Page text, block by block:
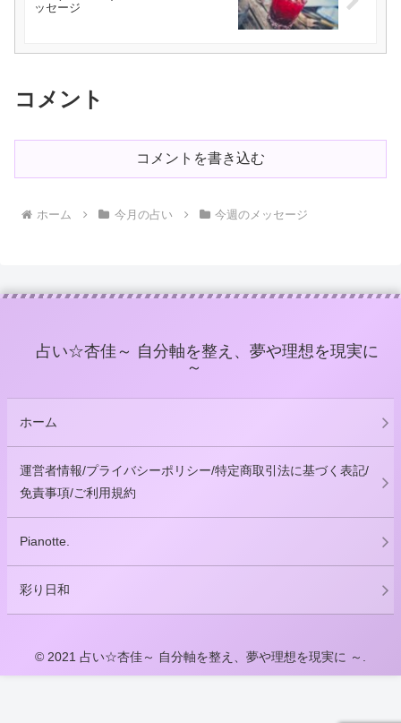
ッセージ
コメント
コメントを書き込む
ホーム 今月の占い 今週のメッセージ
占い☆杏佳～ 自分軸を整え、夢や理想を現実に
～
ホーム
運営者情報/プライバシーポリシー/特定商取引法に基づく表記/
免責事項/ご利用規約
Pianotte.
彩り日和
© 2021 占い☆杏佳～ 自分軸を整え、夢や理想を現実に ～.